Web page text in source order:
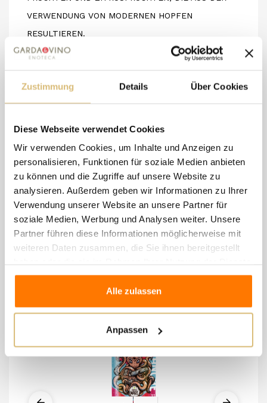
Zustimmung Details Über Cookies
Diese Webseite verwendet Cookies
Wir verwenden Cookies, um Inhalte und Anzeigen zu
personalisieren, Funktionen für soziale Medien anbieten
zu können und die Zugriffe auf unsere Website zu
analysieren. Außerdem geben wir Informationen zu Ihrer
Verwendung unserer Website an unsere Partner für
soziale Medien, Werbung und Analysen weiter. Unsere
Partner führen diese Informationen möglicherweise mit
weiteren Daten zusammen, die Sie ihnen bereitgestellt
gesammelt haben.
Alle zulassen
Anpassen
VERWENDUNG VON MODERNEN HOPFEN
RESULTIEREN.
DEFINITIV HERBES FINISH.
HOHE GÄRUNG
IBU70
8 andere Artikel in der
gleichen Kategorie: